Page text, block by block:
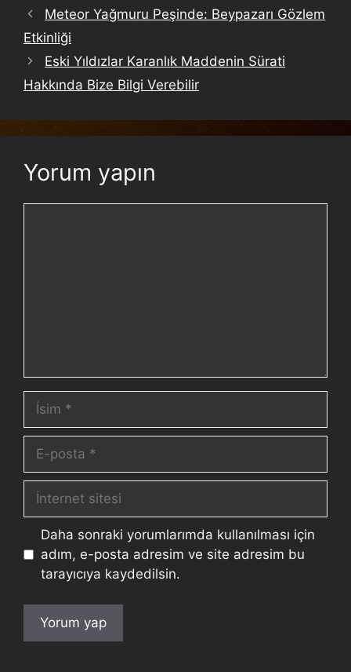
Meteor Yağmuru Peşinde: Beypazarı Gözlem
Etkinliği
Eski Yıldızlar Karanlık Maddenin Sürati
Hakkında Bize Bilgi Verebilir
Yorum yapın
Daha sonraki yorumlarımda kullanılması için
adım, e-posta adresim ve site adresim bu
tarayıcıya kaydedilsin.